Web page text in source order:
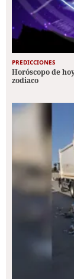
PREDICCIONES
Horóscopo de
zodiaco